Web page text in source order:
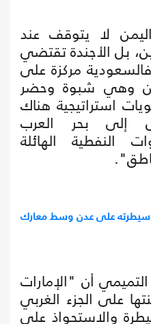
لا يتوقف عند
بل الأجندة تقتضي
فالسعودية مركزة على
وهي شبوة وحضر
استراتيجية هناك
إلى بحر العرب
النفطية الهائلة
سيطرته على عدن وسط معارك
أن "الإمارات
على الجزء الغربي
والاستحواذ على